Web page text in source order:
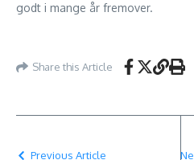
godt i mange år fremover.
Share this Article
Previous Article